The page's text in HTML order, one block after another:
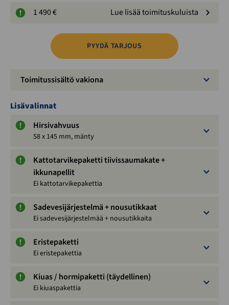
1 490 € Lue lisää toimituskuluista
PYYDÄ TARJOUS
Toimitussisältö vakiona
Lisävalinnat
Hirsivahvuus
58 x 145 mm, mänty
Kattotarvikepaketti tiivissaumakate +
ikkunapellit
Ei kattotarvikepakettia
Sadevesijärjestelmä + nousutikkaat
Ei sadevesijärjestelmää + nousutikkaita
Eristepaketti
Ei eristepakettia
Kiuas / hormipaketti (täydellinen)
Ei kiuaspakettia